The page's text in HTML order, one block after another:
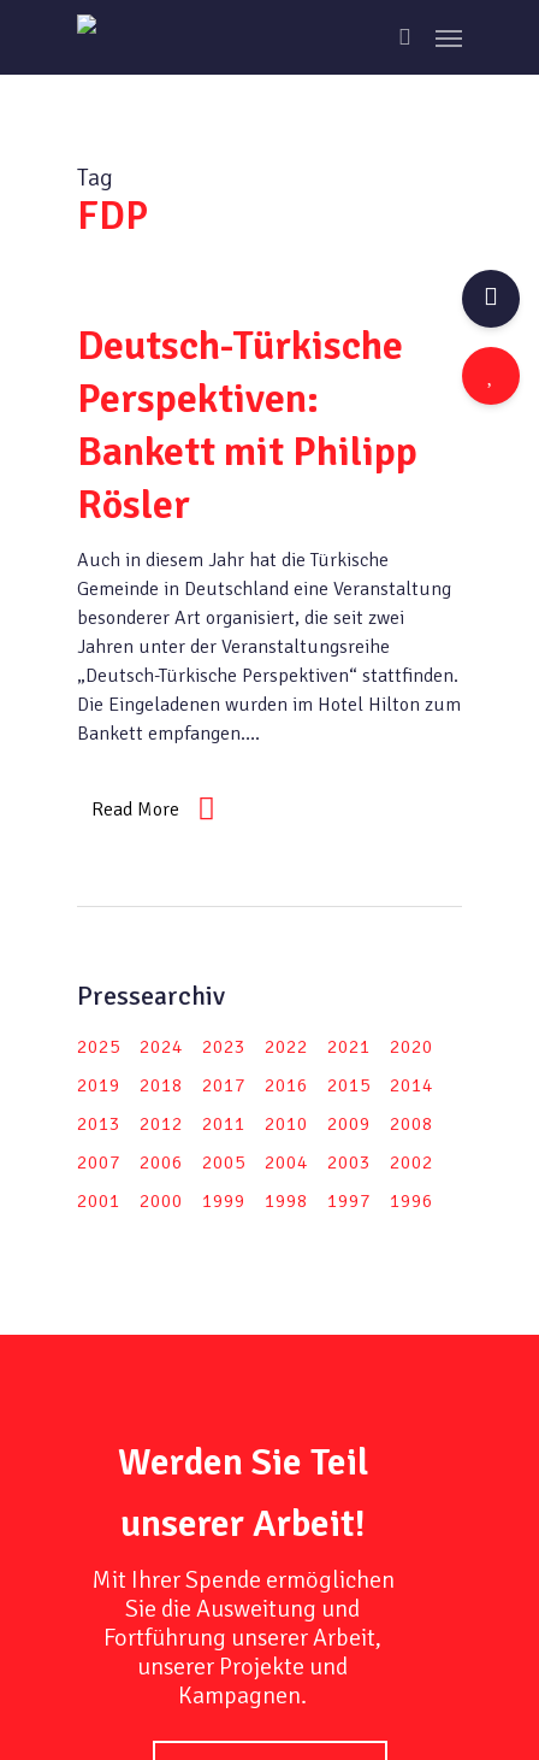
main
search
Menu
Tag
FDP
Deutsch-Türkische
Perspektiven:
Bankett mit Philipp
Rösler
Auch in diesem Jahr hat die Türkische
Gemeinde in Deutschland eine Veranstaltung
besonderer Art organisiert, die seit zwei
Jahren unter der Veranstaltungsreihe
„Deutsch-Türkische Perspektiven“ stattfinden.
Die Eingeladenen wurden im Hotel Hilton zum
Bankett empfangen….
Read More
Pressearchiv
2025 2024 2023 2022 2021
2020
2019
2018 2017 2016 2015
2014
2013
2012 2011 2010 2009
2008
2007
2006 2005 2004 2003
2002
2001
2000 1999 1998 1997 1996
Werden Sie Teil
unserer Arbeit!
Mit Ihrer Spende ermöglichen
Sie die Ausweitung und
Fortführung unserer Arbeit,
unserer Projekte und
Kampagnen.